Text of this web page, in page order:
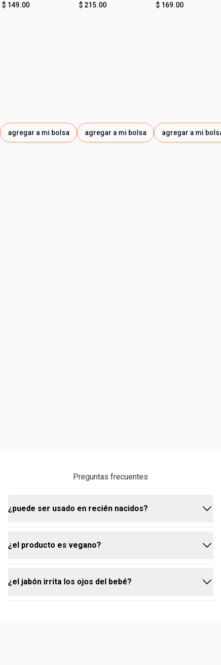
$ 149.00
agregar a mi bolsa
$ 215.00
agregar a mi bolsa
$ 169.00
agregar a mi
Preguntas frecuentes
¿puede ser usado en recién nacidos?
Sí, la fórmula es 100 % segura y puede ser utilizada
¿el producto es vegano?
sí, este producto tiene una fórmula vegana,
¿el jabón irrita los ojos del bebé?